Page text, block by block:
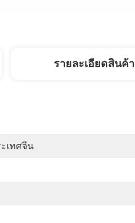
รายละเอียดสินค้า
ะเทศจีน